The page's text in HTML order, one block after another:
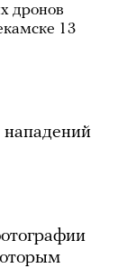
дронов
13